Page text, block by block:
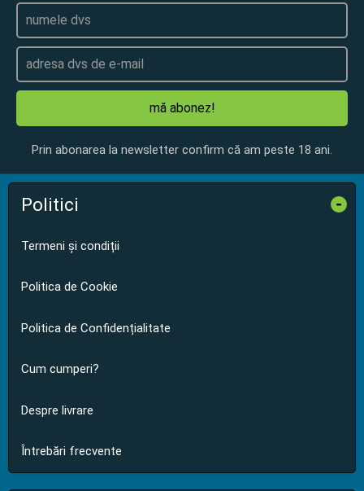
mă abonez!
Prin abonarea la newsletter confirm că am peste 18 ani.
Politici -
Termeni și condiții
Politica de Cookie
Politica de Confidențialitate
Cum cumperi?
Despre livrare
Întrebări frecvente